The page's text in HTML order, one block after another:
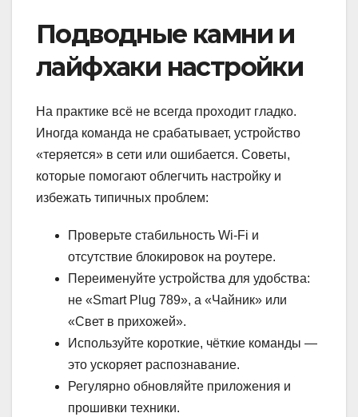
Подводные камни и
лайфхаки настройки
На практике всё не всегда проходит гладко.
Иногда команда не срабатывает, устройство
«теряется» в сети или ошибается. Советы,
которые помогают облегчить настройку и
избежать типичных проблем:
Проверьте стабильность Wi-Fi и
отсутствие блокировок на роутере.
Переименуйте устройства для удобства:
не «Smart Plug 789», а «Чайник» или
«Свет в прихожей».
Используйте короткие, чёткие команды —
это ускоряет распознавание.
Регулярно обновляйте приложения и
прошивки техники.